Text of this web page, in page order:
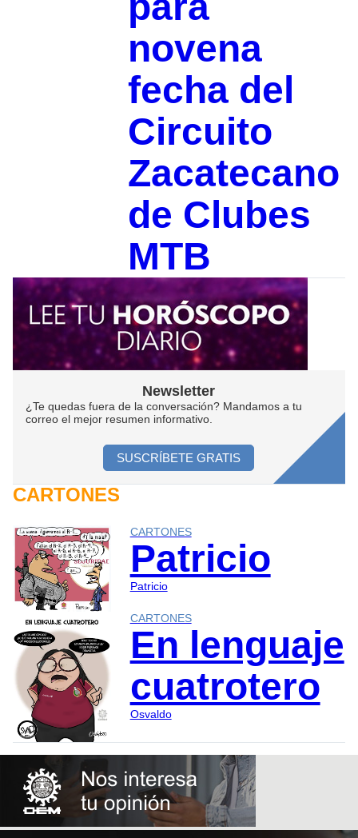
novena
fecha del
Circuito
Zacatecano
de Clubes
MTB
Newsletter
¿Te quedas fuera de la conversación? Mandamos a tu
correo el mejor resumen informativo.
SUSCRÍBETE GRATIS
CARTONES
CARTONES
Patricio
Patricio
CARTONES
En lenguaje
cuatrotero
Osvaldo